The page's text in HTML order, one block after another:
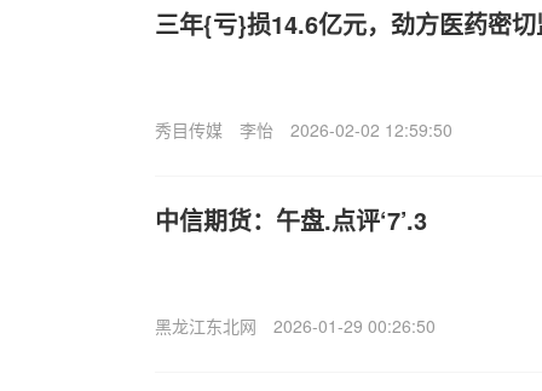
三年{亏}损14.6亿元，劲方医药密
秀目传媒 李怡 2026-02-02 12:59:50
中信期货：午盘.点评‘7’.3
黑龙江东北网 2026-01-29 00:26:50